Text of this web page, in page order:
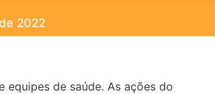
2022
equipes de saúde. As ações do